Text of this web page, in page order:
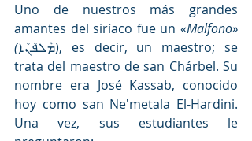
Uno de nuestros más grandes
amantes del siríaco fue un «Malfono»
(
ܡܰܠܦܳܢܳܐ), es decir, un maestro; se
trata del maestro de san Chárbel. Su
nombre era José Kassab, conocido
hoy como san Ne'metala El-Hardini.
Una vez, sus estudiantes le